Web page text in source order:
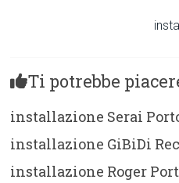
Ti potrebbe
installazione Serai
installazione GiBiDi
installazione Roger